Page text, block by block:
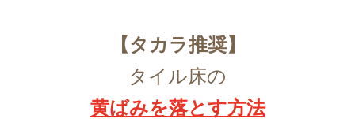
【タカラ推奨】
タイル床の
黄ばみを落とす方法